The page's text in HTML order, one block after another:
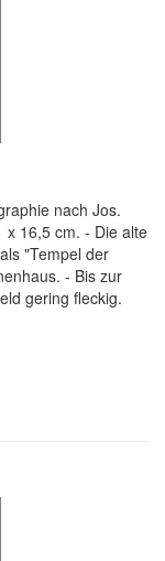
nach Jos.
x 16,5 cm. - Die alte
"Tempel der
- Bis zur
gering fleckig.